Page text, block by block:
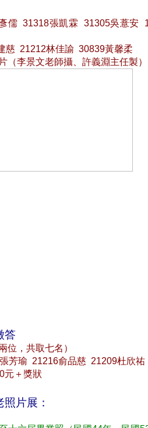
儒  31318張凱霖  31305吳薏安
慈  21212林佳諭  30839黃馨柔
（李景文老師攝、許義淵主任製）
答
位，共取七名）
芳瑜  21216俞品慈  21209杜欣祐
元＋獎狀
照片展：